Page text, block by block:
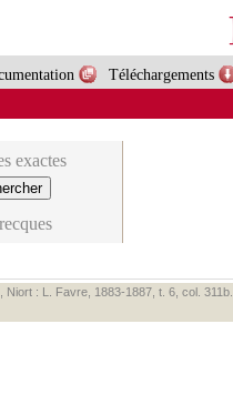
Téléchargements
exactes
Niort : L. Favre, 1883‑1887, t. 6, col. 311b.